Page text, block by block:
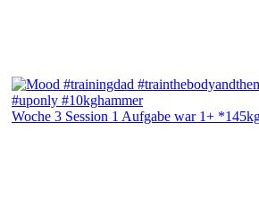
Woche 3 Session 1 Aufgabe war 1+